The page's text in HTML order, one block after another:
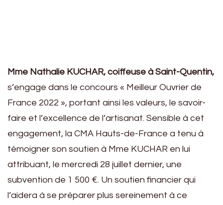
Mme Nathalie KUCHAR, coiffeuse à Saint-Quentin,
s’engage dans le concours « Meilleur Ouvrier de
France 2022 », portant ainsi les valeurs, le savoir-
faire et l’excellence de l’artisanat. Sensible à cet
engagement, la CMA Hauts-de-France a tenu à
témoigner son soutien à Mme KUCHAR en lui
attribuant, le mercredi 28 juillet dernier, une
subvention de 1 500 €. Un soutien financier qui
l’aidera à se préparer plus sereinement à ce